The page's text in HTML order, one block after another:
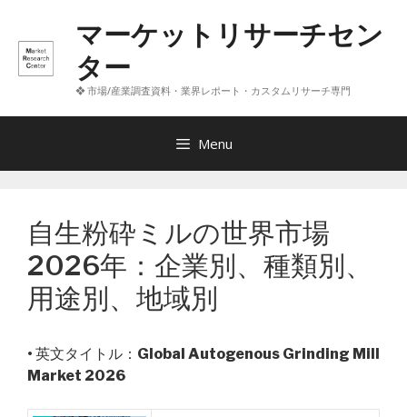
へ
マーケットリサーチセン
ター
❖ 市場/産業調査資料・業界レポート・カスタムリサーチ専門
Menu
自生粉砕ミルの世界市場
2026年：企業別、種類別、
用途別、地域別
• 英文タイトル： Global Autogenous Grinding Mill
Market 2026